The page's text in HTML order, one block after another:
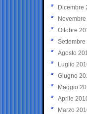
Dicembre
Ottobre
Settembre
Agosto
Luglio
Giugno
Maggio
Aprile
Marzo